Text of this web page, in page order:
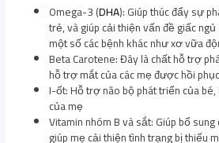
Omega-3 (DHA): Giúp thúc đẩy sự
trẻ, và giúp cải thiện vấn đề giấc
một số các bệnh khác như xơ vữa
Beta Carotene: Đây là chất hỗ trợ
hỗ trợ mắt của các mẹ được hồi
I-ốt: Hỗ trợ não bộ phát triển của
của mẹ
Vitamin nhóm B và sắt: Giúp bổ
giúp mẹ cải thiện tình trạng bị thiếu